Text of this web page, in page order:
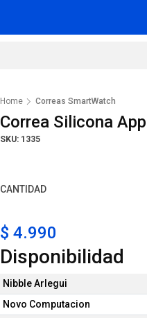
Home Correas SmartWatch
Correa Silicona
SKU: 1335
CANTIDAD
$ 4.990
Disponibilidad
Nibble Arlegui
Novo Computacion